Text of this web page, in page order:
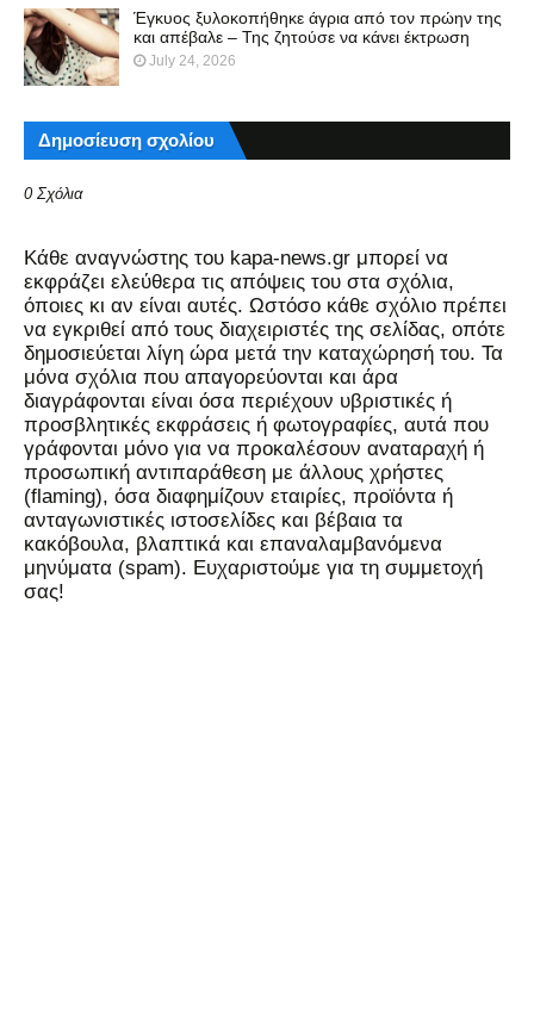
Έγκυος ξυλοκοπήθηκε άγρια από τον πρώην της
και απέβαλε – Της ζητούσε να κάνει έκτρωση
July 24, 2026
Δημοσίευση σχολίου
0 Σχόλια
Kάθε αναγνώστης του kapa-news.gr μπορεί να
εκφράζει ελεύθερα τις απόψεις του στα σχόλια,
όποιες κι αν είναι αυτές. Ωστόσο κάθε σχόλιο πρέπει
να εγκριθεί από τους διαχειριστές της σελίδας, οπότε
δημοσιεύεται λίγη ώρα μετά την καταχώρησή του. Τα
μόνα σχόλια που απαγορεύονται και άρα
διαγράφονται είναι όσα περιέχουν υβριστικές ή
προσβλητικές εκφράσεις ή φωτογραφίες, αυτά που
γράφονται μόνο για να προκαλέσουν αναταραχή ή
προσωπική αντιπαράθεση με άλλους χρήστες
(flaming), όσα διαφημίζουν εταιρίες, προϊόντα ή
ανταγωνιστικές ιστοσελίδες και βέβαια τα
κακόβουλα, βλαπτικά και επαναλαμβανόμενα
μηνύματα (spam). Ευχαριστούμε για τη συμμετοχή
σας!